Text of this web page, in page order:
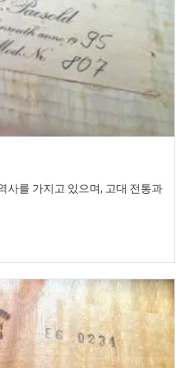
사를 가지고 있으며, 고대 전통과